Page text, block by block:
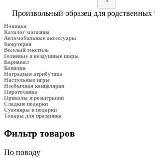
Произвольный образец для родственных
Новинки
Каталог магазина
Автомобильные аксессуары
Бижутерия
Веселый текстиль
Гелиевые и воздушные шары
Карнавал
Копилки
Наградная атрибутика
Настольные игры
Необычная канцелярия
Пиротехника
Приколы и розыгрыши
Сладкие подарки
Сувениры и подарки
Товары для праздника
Фильтр товаров
По поводу